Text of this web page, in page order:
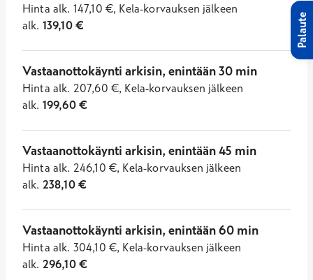
Hinta alk. 147,10 €, Kela-korvauksen jälkeen
alk. 139,10€
Vastaanottokäynti arkisin, enintään 30 min
Hinta alk. 207,60 €, Kela-korvauksen jälkeen
alk. 199,60€
Vastaanottokäynti arkisin, enintään 45 min
Hinta alk. 246,10 €, Kela-korvauksen jälkeen
alk. 238,10€
Vastaanottokäynti arkisin, enintään 60 min
Hinta alk. 304,10 €, Kela-korvauksen jälkeen
alk. 296,10€
Palaute